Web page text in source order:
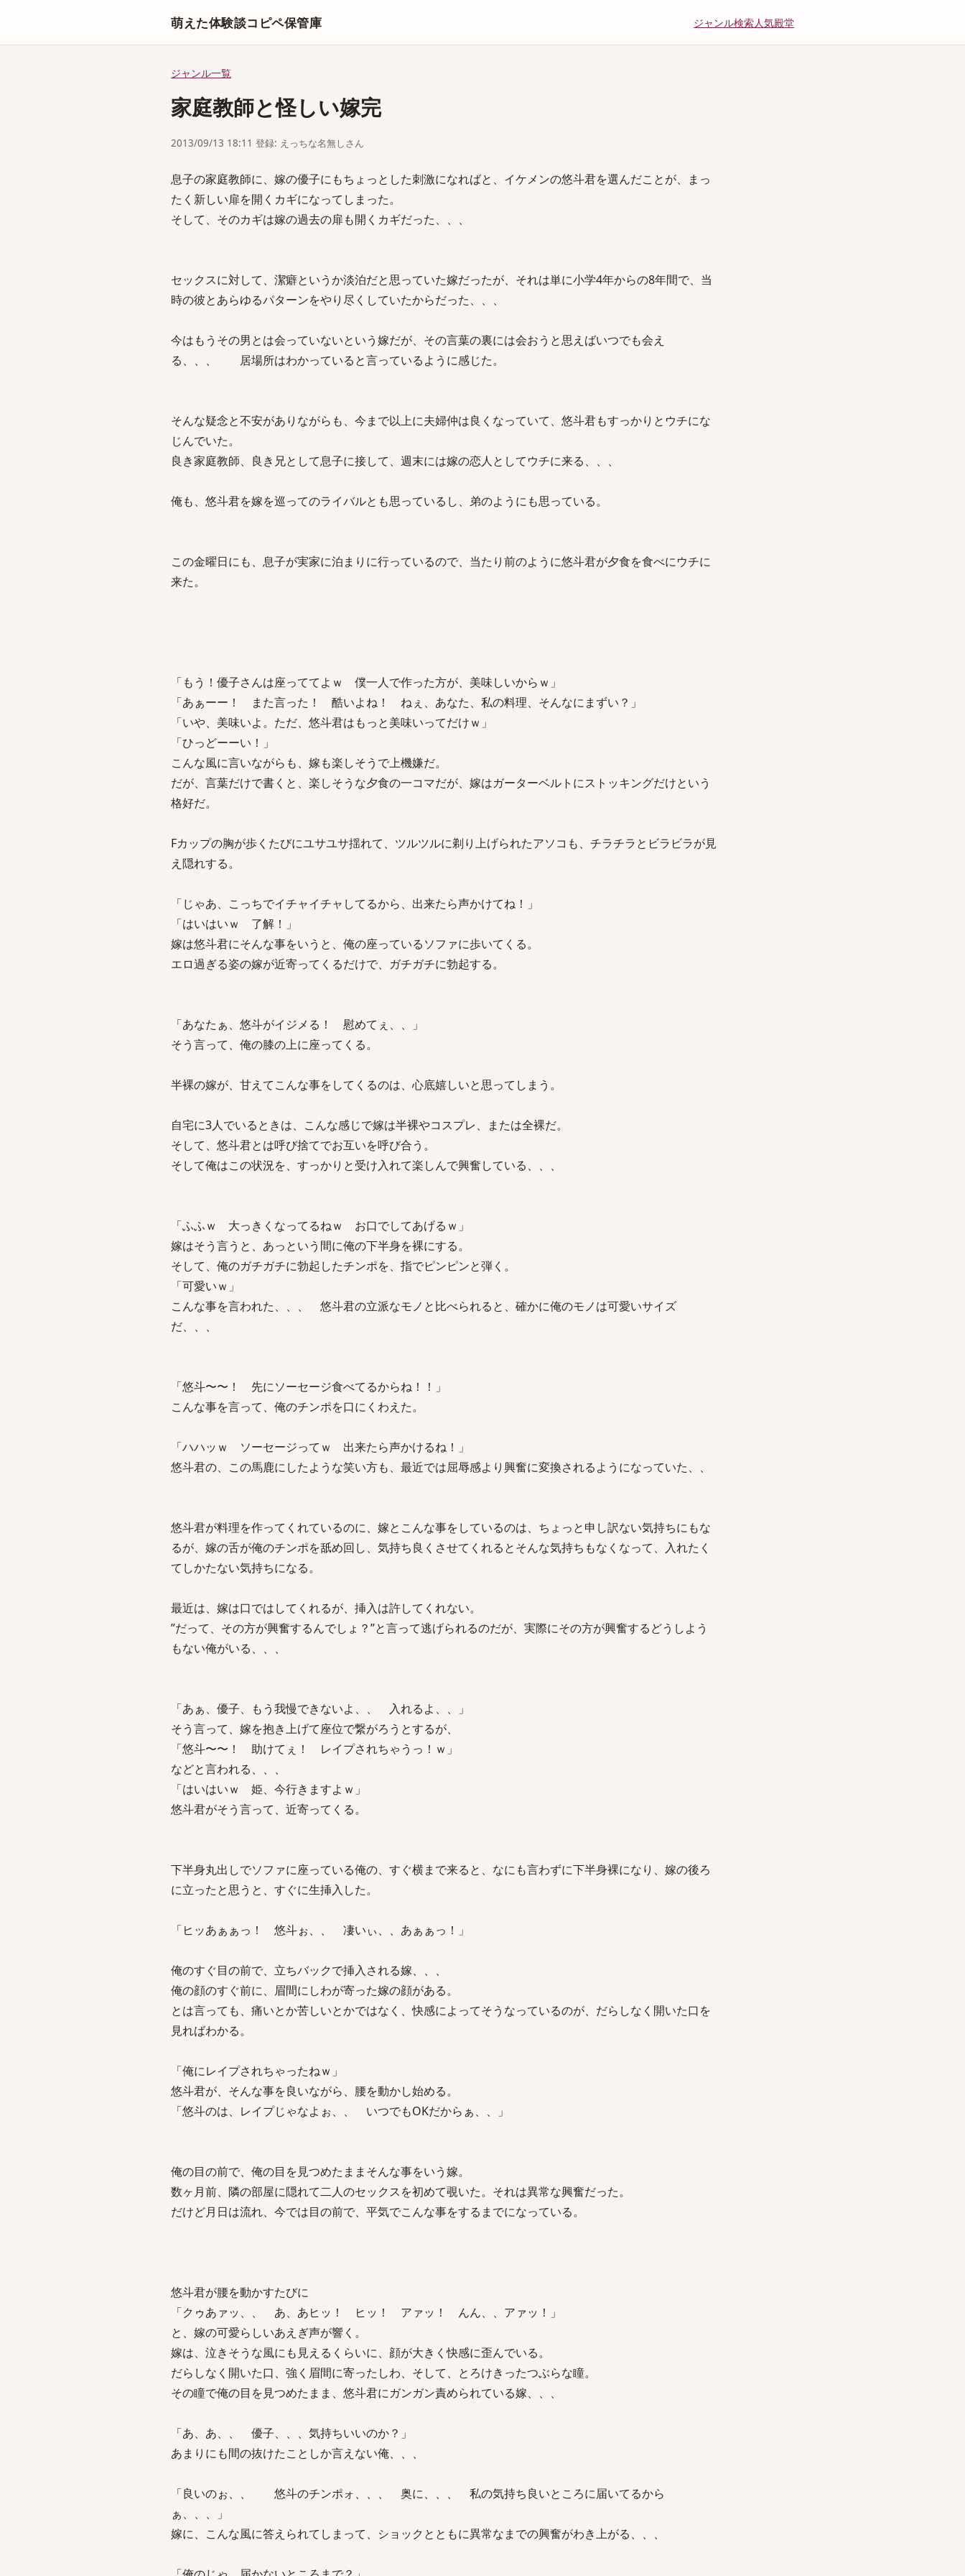
萌えた体験談コピペ保管庫 ジャンル検索人気殿堂
ジャンル一覧
家庭教師と怪しい嫁完
2013/09/13 18:11 登録: えっちな名無しさん
息子の家庭教師に、嫁の優子にもちょっとした刺激になればと、イケメンの悠斗君を選んだことが、まっ
たく新しい扉を開くカギになってしまった。
そして、そのカギは嫁の過去の扉も開くカギだった、、、
セックスに対して、潔癖というか淡泊だと思っていた嫁だったが、それは単に小学4年からの8年間で、当
時の彼とあらゆるパターンをやり尽くしていたからだった、、、
今はもうその男とは会っていないという嫁だが、その言葉の裏には会おうと思えばいつでも会え
る、、、 居場所はわかっていると言っているように感じた。
そんな疑念と不安がありながらも、今まで以上に夫婦仲は良くなっていて、悠斗君もすっかりとウチにな
じんでいた。
良き家庭教師、良き兄として息子に接して、週末には嫁の恋人としてウチに来る、、、
俺も、悠斗君を嫁を巡ってのライバルとも思っているし、弟のようにも思っている。
この金曜日にも、息子が実家に泊まりに行っているので、当たり前のように悠斗君が夕食を食べにウチに
来た。
「もう！優子さんは座っててよｗ 僕一人で作った方が、美味しいからｗ」
「あぁーー！ また言った！ 酷いよね！ ねぇ、あなた、私の料理、そんなにまずい？」
「いや、美味いよ。ただ、悠斗君はもっと美味いってだけｗ」
「ひっどーーい！」
こんな風に言いながらも、嫁も楽しそうで上機嫌だ。
だが、言葉だけで書くと、楽しそうな夕食の一コマだが、嫁はガーターベルトにストッキングだけという
格好だ。
Fカップの胸が歩くたびにユサユサ揺れて、ツルツルに剃り上げられたアソコも、チラチラとビラビラが見
え隠れする。
「じゃあ、こっちでイチャイチャしてるから、出来たら声かけてね！」
「はいはいｗ 了解！」
嫁は悠斗君にそんな事をいうと、俺の座っているソファに歩いてくる。
エロ過ぎる姿の嫁が近寄ってくるだけで、ガチガチに勃起する。
「あなたぁ、悠斗がイジメる！ 慰めてぇ、、」
そう言って、俺の膝の上に座ってくる。
半裸の嫁が、甘えてこんな事をしてくるのは、心底嬉しいと思ってしまう。
自宅に3人でいるときは、こんな感じで嫁は半裸やコスプレ、または全裸だ。
そして、悠斗君とは呼び捨てでお互いを呼び合う。
そして俺はこの状況を、すっかりと受け入れて楽しんで興奮している、、、
「ふふｗ 大っきくなってるねｗ お口でしてあげるｗ」
嫁はそう言うと、あっという間に俺の下半身を裸にする。
そして、俺のガチガチに勃起したチンポを、指でピンピンと弾く。
「可愛いｗ」
こんな事を言われた、、、 悠斗君の立派なモノと比べられると、確かに俺のモノは可愛いサイズ
だ、、、
「悠斗〜〜！ 先にソーセージ食べてるからね！！」
こんな事を言って、俺のチンポを口にくわえた。
「ハハッｗ ソーセージってｗ 出来たら声かけるね！」
悠斗君の、この馬鹿にしたような笑い方も、最近では屈辱感より興奮に変換されるようになっていた、、
悠斗君が料理を作ってくれているのに、嫁とこんな事をしているのは、ちょっと申し訳ない気持ちにもな
るが、嫁の舌が俺のチンポを舐め回し、気持ち良くさせてくれるとそんな気持ちもなくなって、入れたく
てしかたない気持ちになる。
最近は、嫁は口ではしてくれるが、挿入は許してくれない。
”だって、その方が興奮するんでしょ？”と言って逃げられるのだが、実際にその方が興奮するどうしよう
もない俺がいる、、、
「あぁ、優子、もう我慢できないよ、、 入れるよ、、」
そう言って、嫁を抱き上げて座位で繋がろうとするが、
「悠斗〜〜！ 助けてぇ！ レイプされちゃうっ！ｗ」
などと言われる、、、
「はいはいｗ 姫、今行きますよｗ」
悠斗君がそう言って、近寄ってくる。
下半身丸出しでソファに座っている俺の、すぐ横まで来ると、なにも言わずに下半身裸になり、嫁の後ろ
に立ったと思うと、すぐに生挿入した。
「ヒッあぁぁっ！ 悠斗ぉ、、 凄いぃ、、あぁぁっ！」
俺のすぐ目の前で、立ちバックで挿入される嫁、、、
俺の顔のすぐ前に、眉間にしわが寄った嫁の顔がある。
とは言っても、痛いとか苦しいとかではなく、快感によってそうなっているのが、だらしなく開いた口を
見ればわかる。
「俺にレイプされちゃったねｗ」
悠斗君が、そんな事を良いながら、腰を動かし始める。
「悠斗のは、レイプじゃなよぉ、、 いつでもOKだからぁ、、」
俺の目の前で、俺の目を見つめたままそんな事をいう嫁。
数ヶ月前、隣の部屋に隠れて二人のセックスを初めて覗いた。それは異常な興奮だった。
だけど月日は流れ、今では目の前で、平気でこんな事をするまでになっている。
悠斗君が腰を動かすたびに
「クゥあァッ、、 あ、あヒッ！ ヒッ！ アァッ！ んん、、アァッ！」
と、嫁の可愛らしいあえぎ声が響く。
嫁は、泣きそうな風にも見えるくらいに、顔が大きく快感に歪んでいる。
だらしなく開いた口、強く眉間に寄ったしわ、そして、とろけきったつぶらな瞳。
その瞳で俺の目を見つめたまま、悠斗君にガンガン責められている嫁、、、
「あ、あ、、 優子、、、気持ちいいのか？」
あまりにも間の抜けたことしか言えない俺、、、
「良いのぉ、、 悠斗のチンポォ、、、 奥に、、、 私の気持ち良いところに届いてるから
ぁ、、、」
嫁に、こんな風に答えられてしまって、ショックとともに異常なまでの興奮がわき上がる、、、